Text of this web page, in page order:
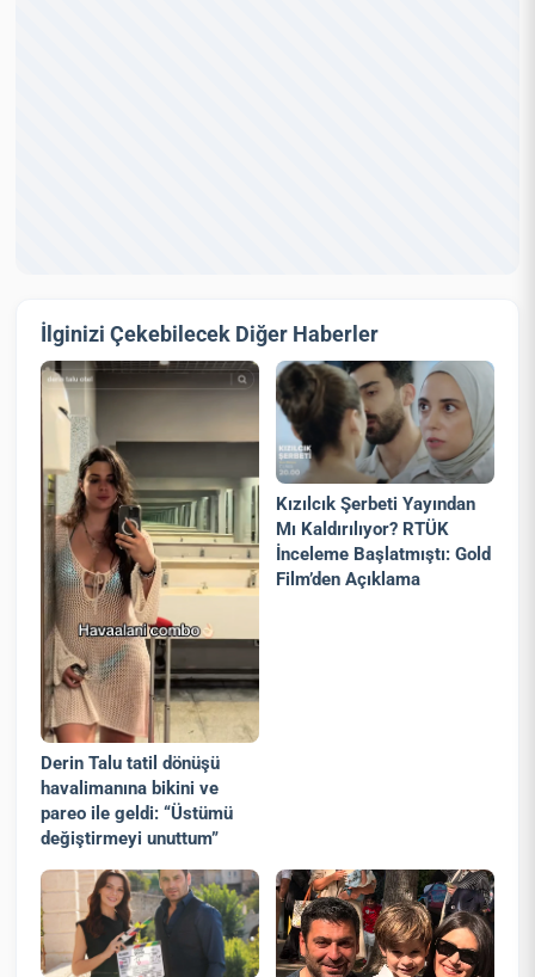
İlginizi Çekebilecek Diğer Haberler
Derin Talu tatil dönüşü
havalimanına bikini ve
pareo ile geldi: “Üstümü
değiştirmeyi unuttum”
Kızılcık Şerbeti Yayından
Mı Kaldırılıyor? RTÜK
İnceleme Başlatmıştı: Gold
Film’den Açıklama